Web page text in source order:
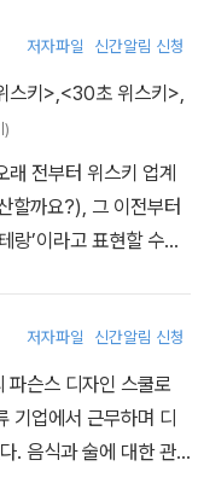
저자파일 신간알림 신청
스키>,<30초 위스키>,
)
전부터 위스키 업계
할까요?), 그 이전부터
랑’이라고 표현할 수도
고, 다양한 기사와 책
이 폐허가 된 증류소
고의 영예인 ‘Keeper
Company of
저자파일 신간알림 신청
파슨스 디자인 스쿨로
기업에서 근무하며 디
. 음식과 술에 대한 관